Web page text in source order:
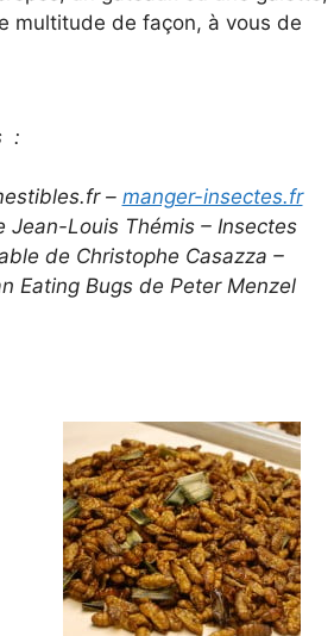
multitude de façon, à vous de
:
– manger-insectes.fr
Jean-Louis Thémis – Insectes
de Christophe Casazza –
Eating Bugs de Peter Menzel